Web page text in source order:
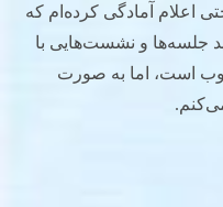
اعلام آمادگی کرده‌ام که
جلسه‌ها و نشست‌هایی با
است، اما به صورت